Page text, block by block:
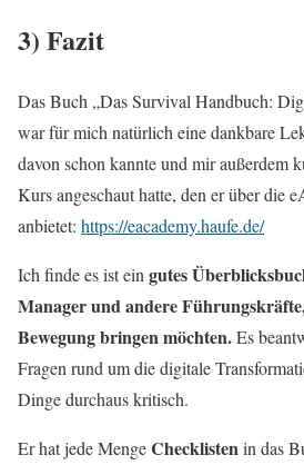
3) Fazit
Das Buch „Das Survival Handbuch:
war für mich natürlich eine dankbare
davon schon kannte und mir außerdem
Kurs angeschaut hatte, den er über die
anbietet: https://eacademy.haufe.de/
Ich finde es ist ein gutes
Manager und andere
Bewegung bringen möchten.Es
Fragen rund um die digitale
Dinge durchaus kritisch.
Er hat jede MengeChecklistenin das